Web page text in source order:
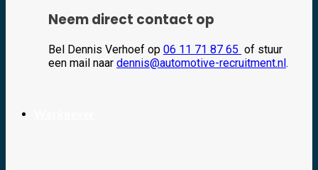
Neem direct contact op
Bel Dennis Verhoef op 06 11 71 87 65 of stuur
een mail naar dennis@automotive-recruitment.nl .